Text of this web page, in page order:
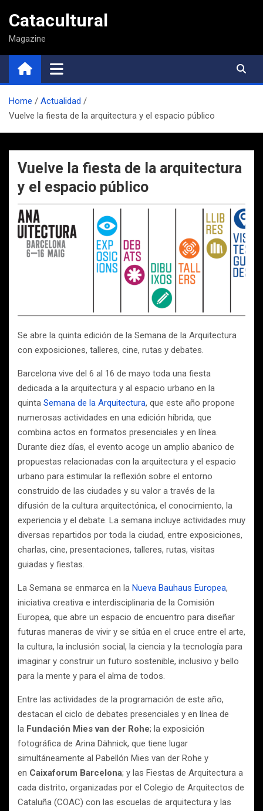
contenido
Catacultural
Magazine
Home
Actualidad
Vuelve la fiesta de la arquitectura y el espacio público
Vuelve la fiesta de la arquitectura
y el espacio público
Se abre la quinta edición de la Semana de la Arquitectura
con exposiciones, talleres, cine, rutas y debates.
Barcelona vive del 6 al 16 de mayo toda una fiesta
dedicada a la arquitectura y al espacio urbano en la
quinta Semana de la Arquitectura, que este año propone
numerosas actividades en una edición híbrida, que
combina actos en formatos presenciales y en línea.
Durante diez días, el evento acoge un amplio abanico de
propuestas relacionadas con la arquitectura y el espacio
urbano para estimular la reflexión sobre el entorno
construido de las ciudades y su valor a través de la
difusión de la cultura arquitectónica, el conocimiento, la
experiencia y el debate. La semana incluye actividades muy
diversas repartidos por toda la ciudad, entre exposiciones,
charlas, cine, presentaciones, talleres, rutas, visitas
guiadas y fiestas.
La Semana se enmarca en la Nueva Bauhaus Europea,
iniciativa creativa e interdisciplinaria de la Comisión
Europea, que abre un espacio de encuentro para diseñar
futuras maneras de vivir y se sitúa en el cruce entre el arte,
la cultura, la inclusión social, la ciencia y la tecnología para
imaginar y construir un futuro sostenible, inclusivo y bello
para la mente y para el alma de todos.
Entre las actividades de la programación de este año,
destacan el ciclo de debates presenciales y en línea de
la Fundación Mies van der Rohe; la exposición
fotográfica de Arina Dähnick, que tiene lugar
simultáneamente al Pabellón Mies van der Rohe y
en Caixaforum Barcelona; y las Fiestas de Arquitectura a
cada distrito, organizadas por el Colegio de Arquitectos de
Cataluña (COAC) con las escuelas de arquitectura y las